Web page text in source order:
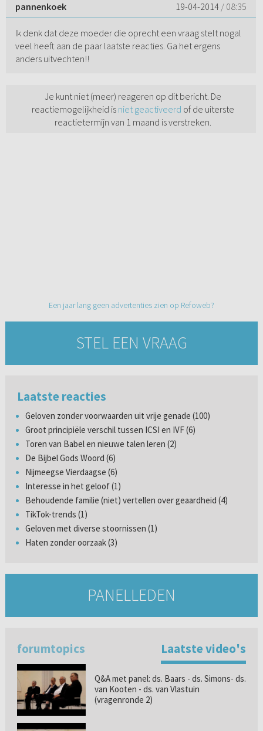
pannenkoek 19-04-2014 / 08:35
Ik denk dat deze moeder die oprecht een vraag stelt nogal
veel heeft aan de paar laatste reacties. Ga het ergens
anders uitvechten!!
Je kunt niet (meer) reageren op dit bericht. De
reactiemogelijkheid is niet geactiveerd of de uiterste
reactietermijn van 1 maand is verstreken.
Een jaar lang geen advertenties zien op Refoweb?
STEL EEN VRAAG
Laatste reacties
Geloven zonder voorwaarden uit vrije genade (100)
Groot principiële verschil tussen ICSI en IVF (6)
Toren van Babel en nieuwe talen leren (2)
De Bijbel Gods Woord (6)
Nijmeegse Vierdaagse (6)
Interesse in het geloof (1)
Behoudende familie (niet) vertellen over geaardheid (4)
TikTok-trends (1)
Geloven met diverse stoornissen (1)
Haten zonder oorzaak (3)
PANELLEDEN
forumtopics Laatste video's
Q&A met panel: ds. Baars - ds. Simons- ds.
van Kooten - ds. van Vlastuin
(vragenronde 2)